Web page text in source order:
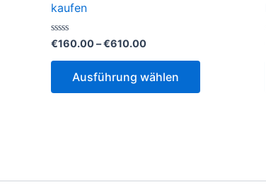
kaufen
Bewertet
mit
0
€160.00–€610.00Preisspanne:
€610.00
Ausführung wählen
Dieses